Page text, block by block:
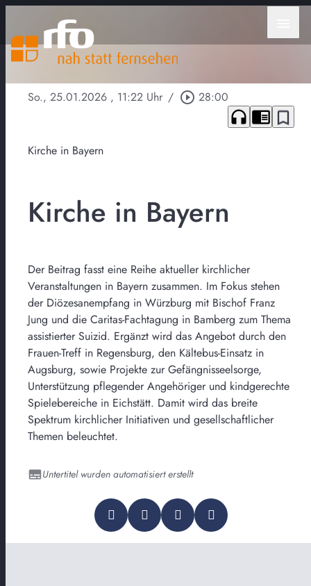
So., 25.01.2026 , 11:22 Uhr / play_circle_outline 28:00
headphones chrome_reader_mode bookmark_border
Kirche in Bayern
Kirche in Bayern
Der Beitrag fasst eine Reihe aktueller kirchlicher
Veranstaltungen in Bayern zusammen. Im Fokus stehen
der Diözesanempfang in Würzburg mit Bischof Franz
Jung und die Caritas-Fachtagung in Bamberg zum Thema
assistierter Suizid. Ergänzt wird das Angebot durch den
Frauen-Treff in Regensburg, den Kältebus-Einsatz in
Augsburg, sowie Projekte zur Gefängnisseelsorge,
Unterstützung pflegender Angehöriger und kindgerechte
Spielebereiche in Eichstätt. Damit wird das breite
Spektrum kirchlicher Initiativen und gesellschaftlicher
Themen beleuchtet.
Untertitel wurden automatisiert erstellt